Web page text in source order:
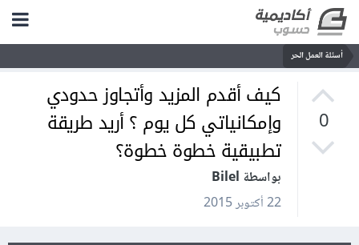
أسئلة العمل الحر
0
كيف أقدم المزيد وأتجاوز حدودي
وإمكانياتي كل يوم ؟ أريد طريقة
تطبيقية خطوة خطوة؟
بواسطة Bilel
22 أكتوبر 2015